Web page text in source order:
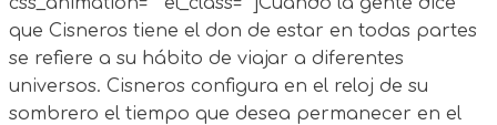
que Cisneros tiene el don de estar en todas partes
se refiere a su hábito de viajar a diferentes
universos. Cisneros configura en el reloj de su
sombrero el tiempo que desea permanecer en el